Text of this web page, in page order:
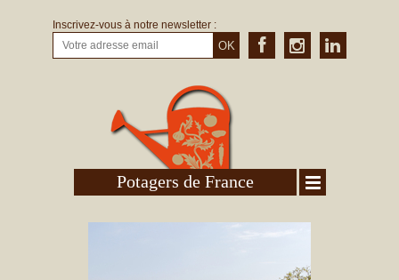
Inscrivez-vous à notre newsletter :
OK
Potagers de France